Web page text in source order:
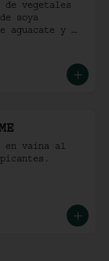
vegetales
soya
aguacate y
en vaina al